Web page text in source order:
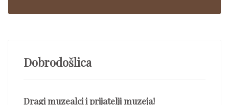
Dobrodošlica
Dragi muzealci i prijatelji muzeja!